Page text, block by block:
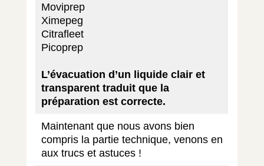
Moviprep
Ximepeg
Citrafleet
Picoprep
L’évacuation d’un liquide clair et
transparent traduit que la
préparation est correcte.
Maintenant que nous avons bien
compris la partie technique, venons en
aux trucs et astuces !